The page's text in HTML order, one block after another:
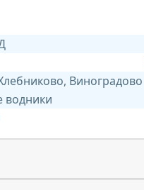
Виноградово
водники